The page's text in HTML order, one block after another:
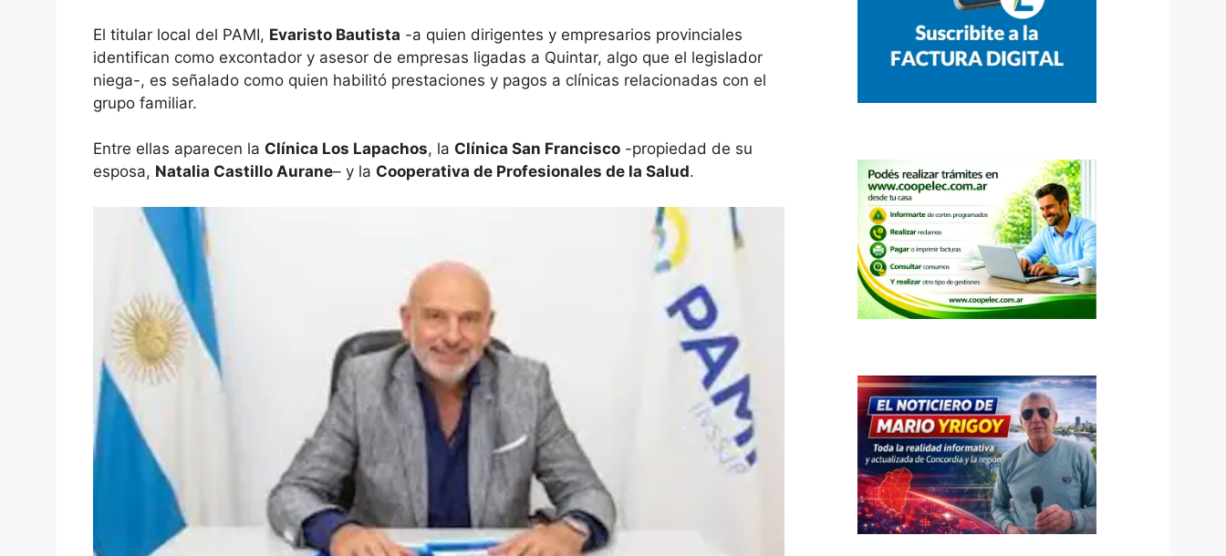
El titular local del PAMI, Evaristo Bautista -a quien dirigentes y empresarios provinciales
identifican como excontador y asesor de empresas ligadas a Quintar, algo que el legislador
niega-, es señalado como quien habilitó prestaciones y pagos a clínicas relacionadas con el
grupo familiar.
Entre ellas aparecen la Clínica Los Lapachos, la Clínica San Francisco -propiedad de su
esposa, Natalia Castillo Aurane– y la Cooperativa de Profesionales de la Salud.